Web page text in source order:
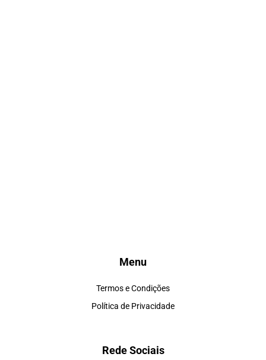
Menu
Termos e Condições
Política de Privacidade
Rede Sociais